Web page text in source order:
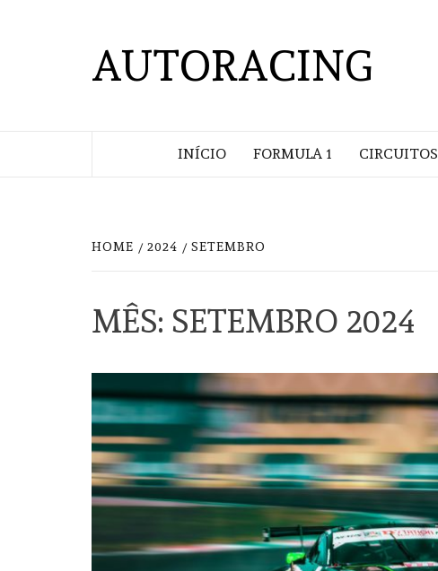
AUTORACING
INÍCIO FORMULA 1 CIRCUITOS
HOME 2024 SETEMBRO
MÊS: SETEMBRO 2024